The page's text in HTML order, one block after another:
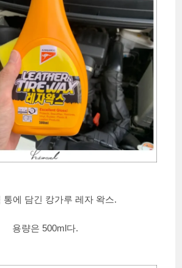
통에 담긴 캉가루 레자 왁스.
용량은 500ml다.